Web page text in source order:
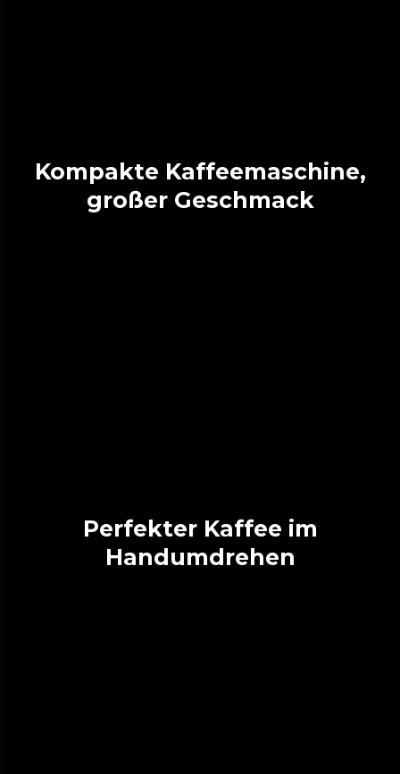
Kompakte Kaffeemaschine,
großer Geschmack
Perfekter Kaffee im
Handumdrehen